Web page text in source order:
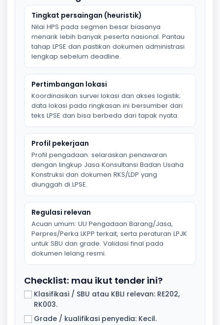
Tingkat persaingan (heuristik)
Nilai HPS pada segmen besar biasanya
menarik lebih banyak peserta nasional. Pantau
tahap LPSE dan pastikan dokumen administrasi
lengkap sebelum deadline.
Pertimbangan lokasi
Koordinasikan survei lokasi dan akses logistik;
data lokasi pada ringkasan ini bersumber dari
teks LPSE dan bisa berbeda dari tapak nyata.
Profil pekerjaan
Profil pengadaan: selaraskan penawaran
dengan lingkup Jasa Konsultansi Badan Usaha
Konstruksi dan dokumen RKS/LDP yang
diunggah di LPSE.
Regulasi relevan
Acuan umum: UU Pengadaan Barang/Jasa,
Perpres/Perka LKPP terkait, serta peraturan LPJK
untuk SBU dan grade. Validasi final pada
dokumen lelang resmi.
Checklist: mau ikut tender ini?
Klasifikasi / SBU atau KBLI relevan: RE202,
RK003.
Grade / kualifikasi penyedia: Kecil.